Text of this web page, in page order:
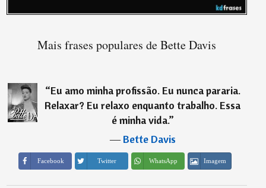
Mais frases populares de Bette Davis
“Eu amo minha profissão. Eu nunca pararia.
Relaxar? Eu relaxo enquanto trabalho. Essa
é minha vida.”
―Bette Davis
Facebook Twitter WhatsApp Imagem